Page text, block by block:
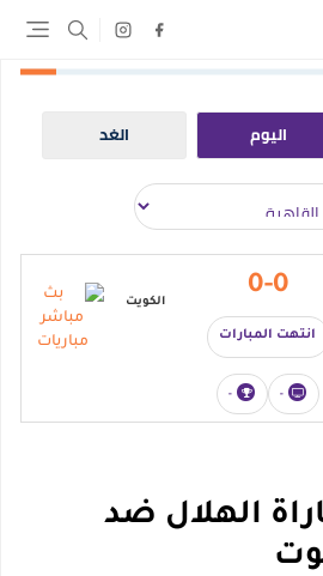
اليوم الغد
0-0
انتهت المبارات
-
-
الكويت
الهلال ضد